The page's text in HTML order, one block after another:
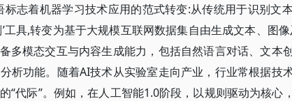
标志着机器学习技术应用的范式转变:从传统用于识别文
工具,转变为基于大规模互联网数据集自由生成文本、图
多模态交互与内容生成能力，包括自然语言对话、文本
析功能。随着AI技术从实验室走向产业，行业常根据技
“代际”。例如，在人工智能1.0阶段，以规则驱动为核心